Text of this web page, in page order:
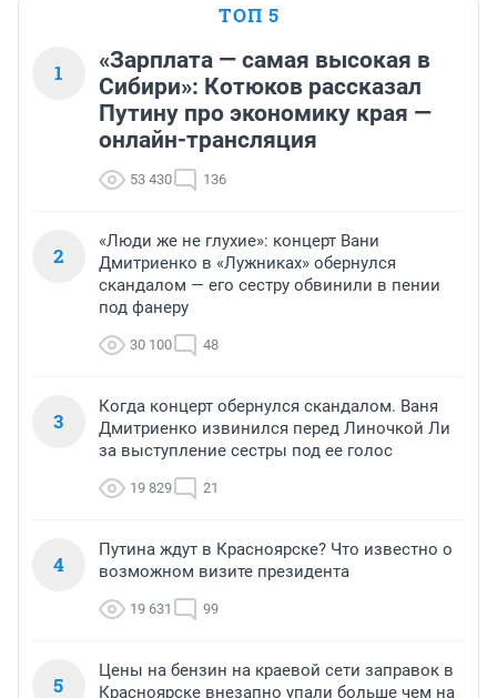
ТОП 5
1
«Зарплата — самая высокая в
Сибири»: Котюков рассказал
Путину про экономику края —
онлайн-трансляция
53 430 136
2
«Люди же не глухие»: концерт Вани
Дмитриенко в «Лужниках» обернулся
скандалом — его сестру обвинили в пении
под фанеру
30 100 48
3
Когда концерт обернулся скандалом. Ваня
Дмитриенко извинился перед Линочкой Ли
за выступление сестры под ее голос
19 829 21
4
Путина ждут в Красноярске? Что известно о
возможном визите президента
19 631 99
5
Цены на бензин на краевой сети заправок в
Красноярске внезапно упали больше чем на